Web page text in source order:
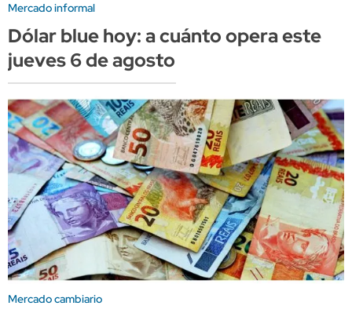
Mercado informal
Dólar blue hoy: a cuánto opera este
jueves 6 de agosto
Mercado cambiario